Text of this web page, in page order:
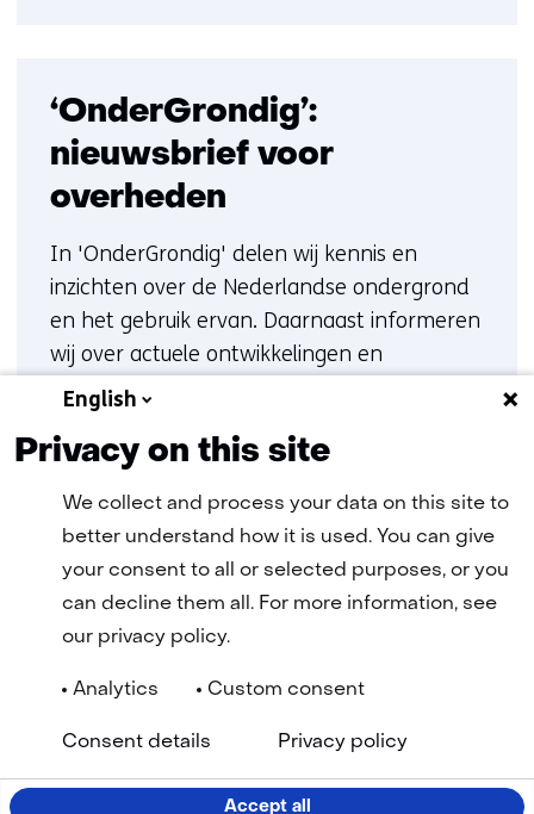
andere
website)
‘OnderGrondig’:
nieuwsbrief voor
overheden
In 'OnderGrondig' delen wij kennis en
inzichten over de Nederlandse ondergrond
en het gebruik ervan. Daarnaast informeren
wij over actuele ontwikkelingen en
praktijkvoorbeelden.
Lees meer en meld je aan
Navigatie
Privacy statementDisclaimer(opent
venster)
Toegankelijkheid
taal:
English
Privacy on this site
We collect and process your data on this site to
better understand how it is used. You can give
your consent to all or selected purposes, or you
can decline them all. For more information, see
our privacy policy.
Analytics Custom consent
Accept all
Consent details Privacy policy